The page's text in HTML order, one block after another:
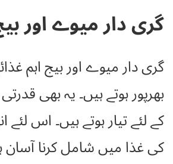
گری دار میوے اور
گری دار میوے اور بیج اہم
بھرپور ہوتے ہیں۔ یہ بھی
کے لئے تیار ہوتے ہیں۔ اس
کی غذا میں شامل کرنا آسان